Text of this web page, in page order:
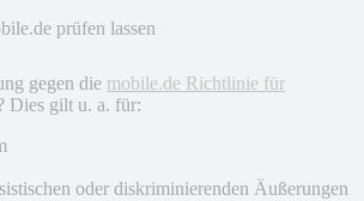
prüfen lassen
gegen die mobile.de Richtlinie für
Dies gilt u. a. für:
oder diskriminierenden Äußerungen